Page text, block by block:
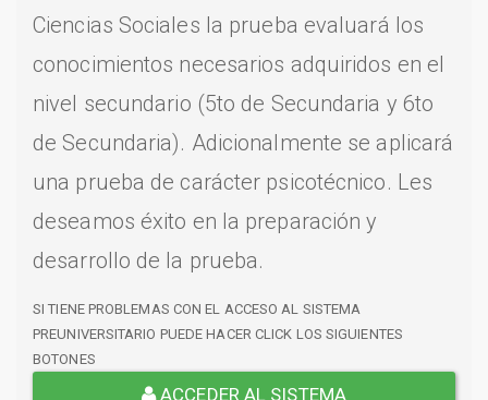
Ciencias Sociales la prueba evaluará los
conocimientos necesarios adquiridos en el
nivel secundario (5to de Secundaria y 6to
de Secundaria). Adicionalmente se aplicará
una prueba de carácter psicotécnico. Les
deseamos éxito en la preparación y
desarrollo de la prueba.
SI TIENE PROBLEMAS CON EL ACCESO AL SISTEMA
PREUNIVERSITARIO PUEDE HACER CLICK LOS SIGUIENTES
BOTONES
ACCEDER AL SISTEMA